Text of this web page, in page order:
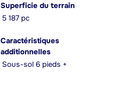
Superficie du terrain
5 187 pc
Caractéristiques
additionnelles
Sous-sol 6 pieds +